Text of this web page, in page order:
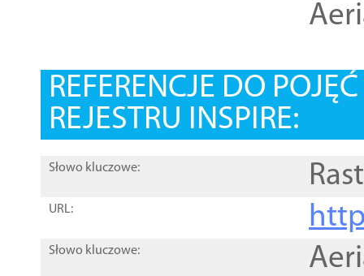
REFERENCJE DO
REJESTRU INSPIRE:
Słowo kluczowe:
URL:
Słowo kluczowe: